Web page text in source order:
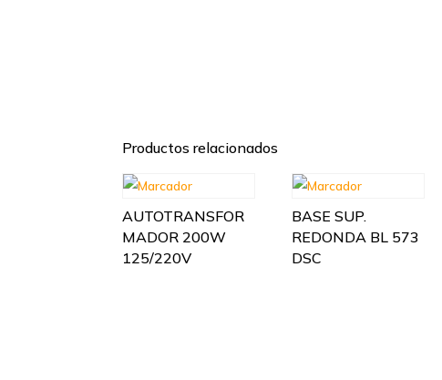
Productos relacionados
AUTOTRANSFOR
MADOR 200W
125/220V
BASE SUP.
REDONDA BL 573
DSC